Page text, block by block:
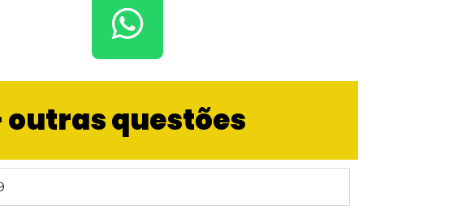
outras questões